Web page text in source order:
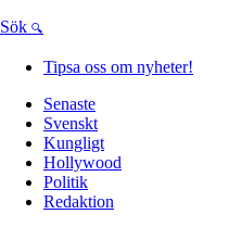
Sök
Tipsa oss om nyheter!
Senaste
Svenskt
Kungligt
Hollywood
Politik
Redaktion